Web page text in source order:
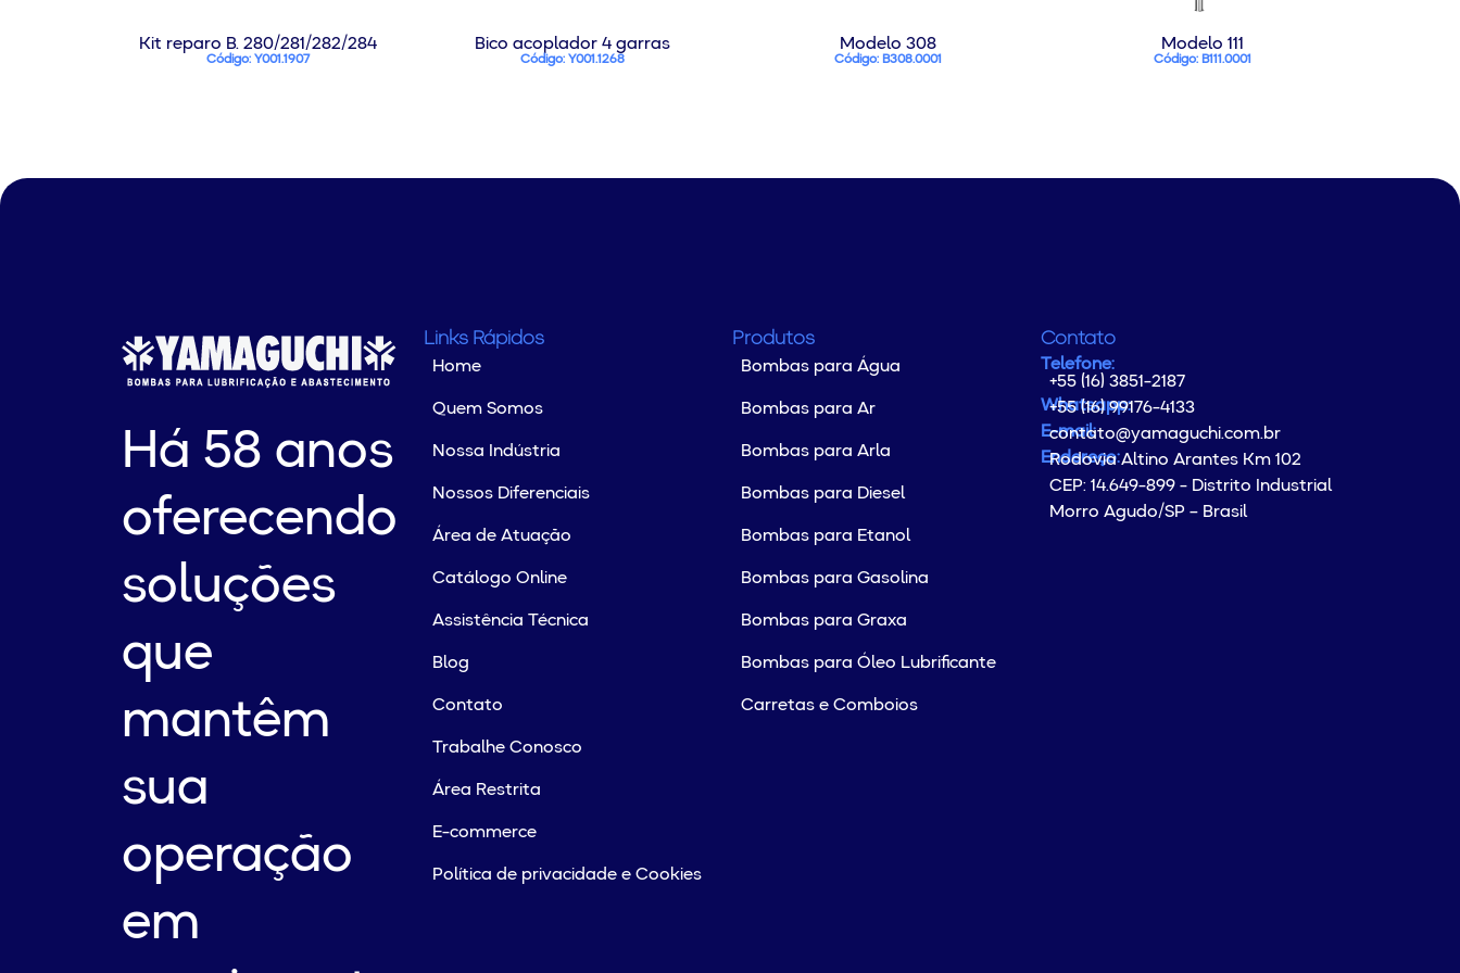
Kit reparo B. 280/281/282/284
Código: Y001.1907
Bico acoplador 4 garras
Código: Y001.1268
Modelo 308
Código: B308.0001
Modelo 111
Código: B111.0001
Há 58 anos
oferecendo
soluções
que
mantêm
sua
operação
em
Links Rápidos
Home
Quem Somos
Nossa Indústria
Nossos Diferenciais
Área de Atuação
Catálogo Online
Assistência Técnica
Blog
Contato
Trabalhe Conosco
Área Restrita
E-commerce
Política de privacidade e Cookies
Produtos
Bombas para Água
Bombas para Ar
Bombas para Arla
Bombas para Diesel
Bombas para Etanol
Bombas para Gasolina
Bombas para Graxa
Bombas para Óleo Lubrificante
Carretas e Comboios
Contato
Telefone:
+55 (16) 3851-2187
Whatsapp:
+55 (16) 99176-4133
E-mail:
contato@yamaguchi.com.br
Endereço:
Rodovia Altino Arantes Km 102
CEP: 14.649-899 - Distrito Industrial
Morro Agudo/SP – Brasil